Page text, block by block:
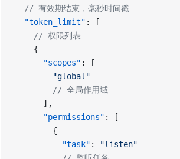
  // 有效期结束，毫秒时间戳
  "token_limit"
: [
    // 权限列表
    {
      "scopes"
: [
        "global"
        // 全局作用域
      ],
      "permissions"
: [
        {
          "task"
:
"listen"